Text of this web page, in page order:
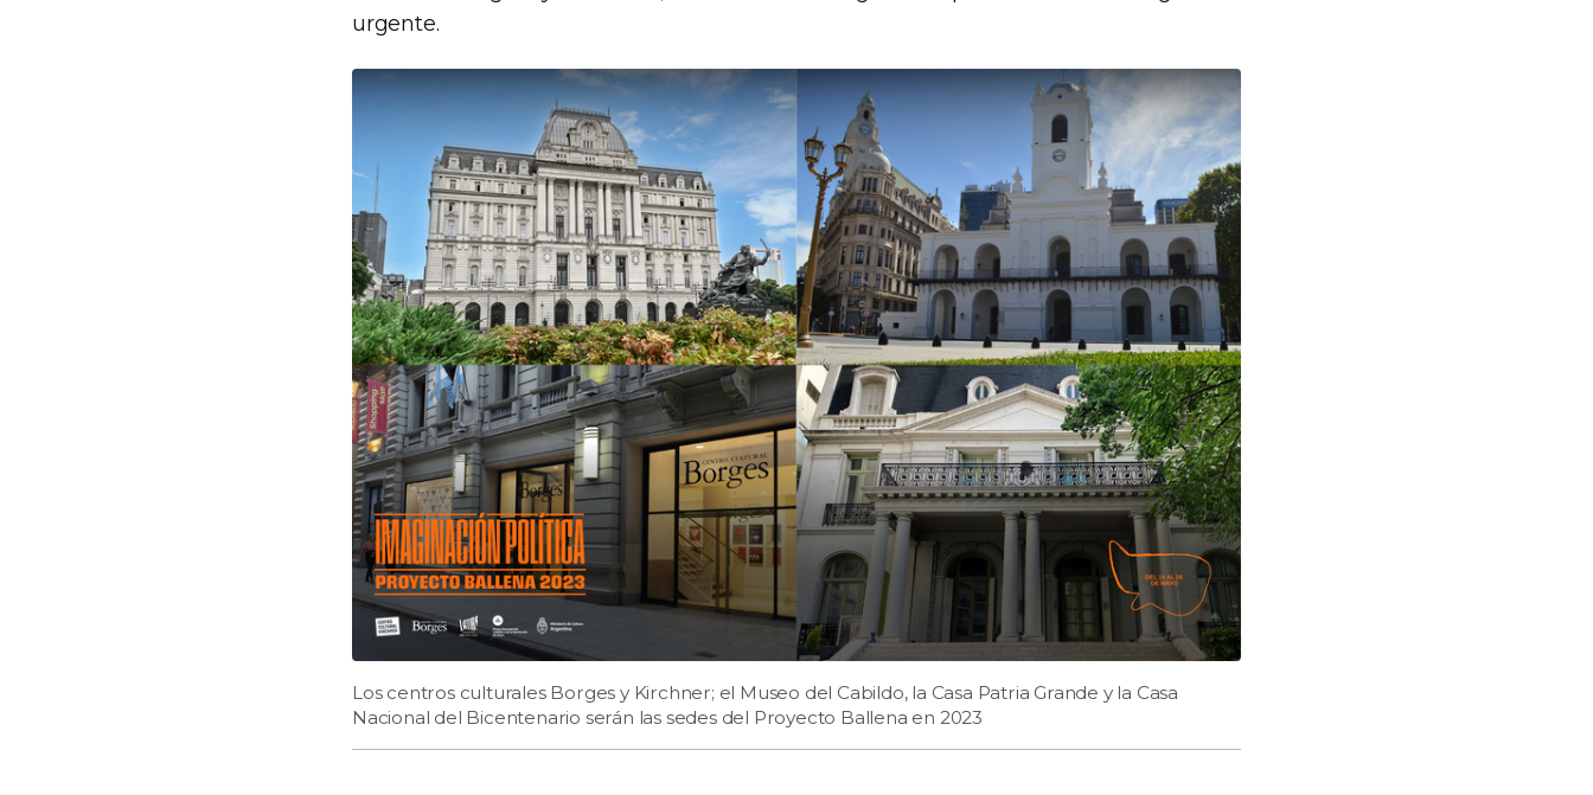
urgente.
Los centros culturales Borges y Kirchner; el Museo del Cabildo, la Casa Patria Grande y la Casa
Nacional del Bicentenario serán las sedes del Proyecto Ballena en 2023